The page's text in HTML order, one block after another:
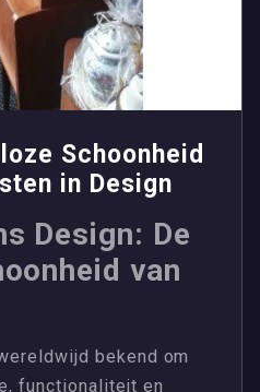
Schoonheid
in Design
Design: De
van
bekend om
functionaliteit en